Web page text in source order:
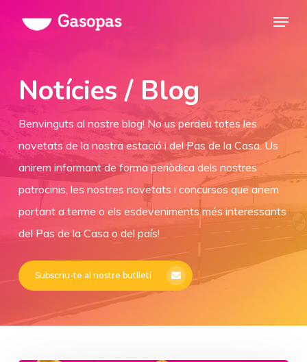
Menu
Notícies / Blog
Benvinguts al nostre blog! No us perdeu totes les
novetats de la nostra estació i del Pas de la Casa. Us
anirem informant de forma periòdica dels nostres
patrocinis, les nostres novetats i concursos que anem
portant a terme o els esdeveniments més interessants
del Pas de la Casa o del país!
Subscriu-te al nostre butlletí